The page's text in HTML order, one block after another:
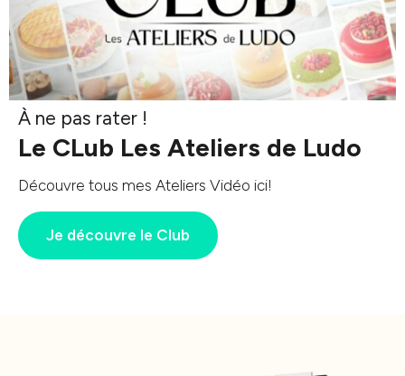
À ne pas rater !
Le CLub Les Ateliers de Ludo
Découvre tous mes Ateliers Vidéo ici!
Je découvre le Club